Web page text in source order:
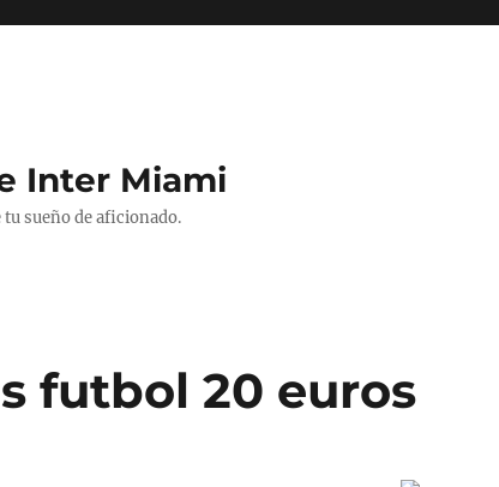
Inter Miami
sueño de aficionado.
futbol 20 euros